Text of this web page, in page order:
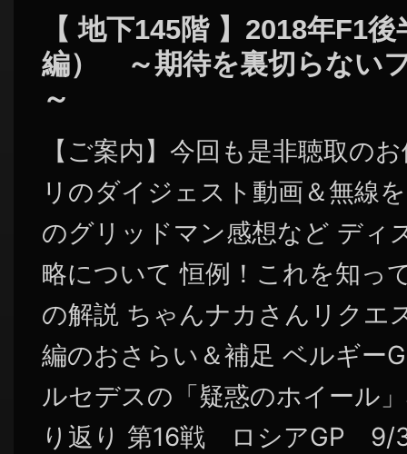
【 地下145階 】2018年F1
編） ～期待を裏切らない
～
【ご案内】今回も是非聴取の
リのダイジェスト動画＆無線
のグリッドマン感想など ディ
略について 恒例！これを知っ
の解説 ちゃんナカさんリクエ
編のおさらい＆補足 ベルギー
ルセデスの「疑惑のホイール
り返り 第16戦 ロシアGP 9/